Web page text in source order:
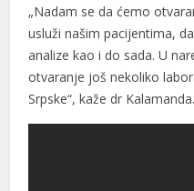
„Nadam se da ćemo
usluži našim pacijentima,
analize kao i do sada. U
otvaranje još nekoliko
Srpske“, kaže dr Kalamanda.